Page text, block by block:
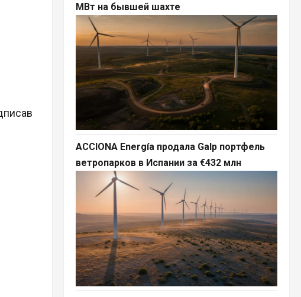
МВт на бывшей шахте
ACCIONA Energía продала Galp портфель
ветропарков в Испании за €432 млн